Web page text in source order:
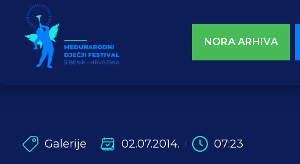
NORA ARHIVA
Galerije 02.07.2014. 07:23